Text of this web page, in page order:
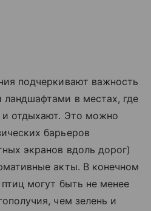
подчеркивают важность
ландшафтами в местах, где
отдыхают. Это можно
барьеров
экранов вдоль дорог)
акты. В конечном
могут быть не менее
чем зелень и